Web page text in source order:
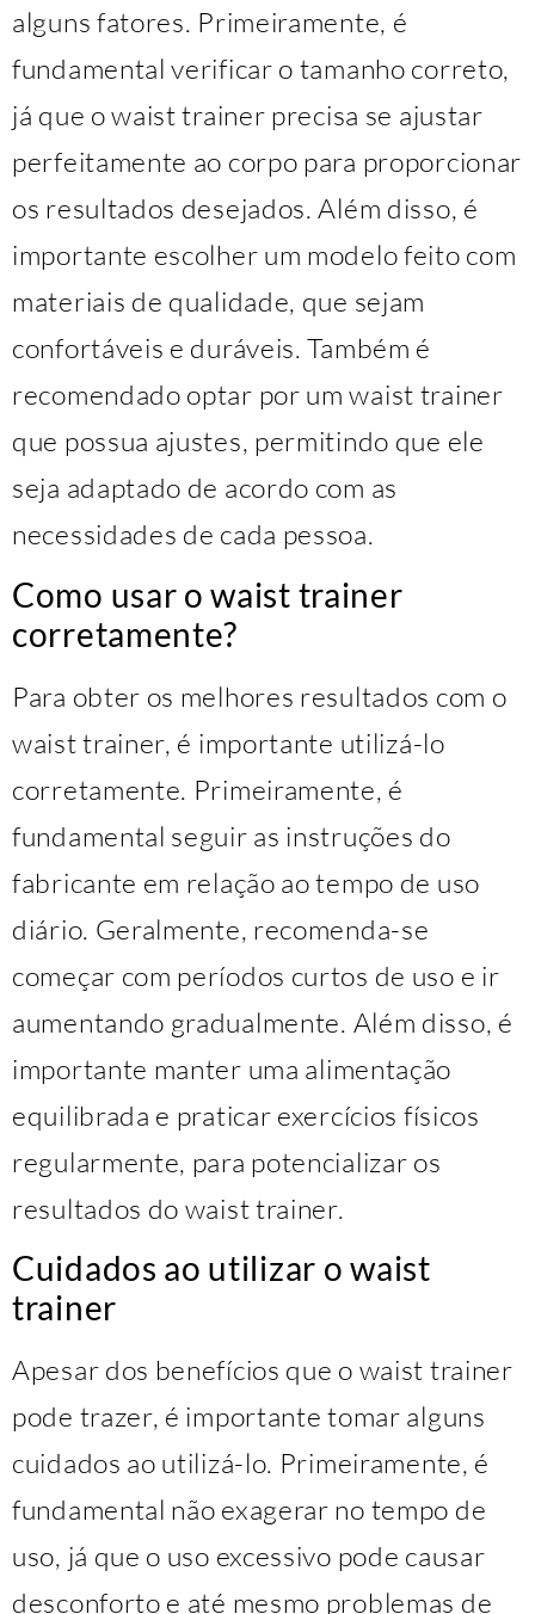
alguns fatores. Primeiramente, é
fundamental verificar o tamanho correto,
já que o waist trainer precisa se ajustar
perfeitamente ao corpo para proporcionar
os resultados desejados. Além disso, é
importante escolher um modelo feito com
materiais de qualidade, que sejam
confortáveis e duráveis. Também é
recomendado optar por um waist trainer
que possua ajustes, permitindo que ele
seja adaptado de acordo com as
necessidades de cada pessoa.
Como usar o waist trainer
corretamente?
Para obter os melhores resultados com o
waist trainer, é importante utilizá-lo
corretamente. Primeiramente, é
fundamental seguir as instruções do
fabricante em relação ao tempo de uso
diário. Geralmente, recomenda-se
começar com períodos curtos de uso e ir
aumentando gradualmente. Além disso, é
importante manter uma alimentação
equilibrada e praticar exercícios físicos
regularmente, para potencializar os
resultados do waist trainer.
Cuidados ao utilizar o waist
trainer
Apesar dos benefícios que o waist trainer
pode trazer, é importante tomar alguns
cuidados ao utilizá-lo. Primeiramente, é
fundamental não exagerar no tempo de
uso, já que o uso excessivo pode causar
desconforto e até mesmo problemas de